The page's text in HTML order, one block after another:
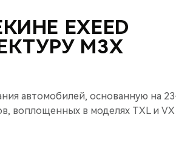
EXEED
M3X
автомобилей, основанную на
воплощенных в моделях TXL и VX